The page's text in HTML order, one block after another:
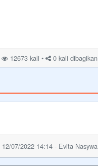
12673 kali • 0 kali dibagikan
12/07/2022 14:14 - Evita Nasywa